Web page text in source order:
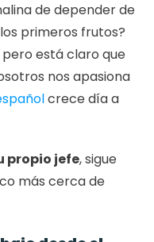
de depender de
primeros frutos?
está claro que
nos apasiona
crece día a
propio jefe, sigue
más cerca de